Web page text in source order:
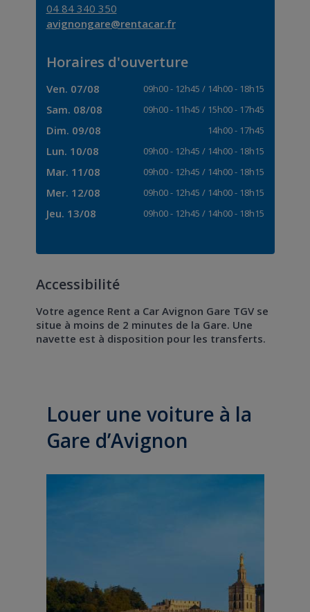
04 84 340 350
avignongare@rentacar.fr
Horaires d'ouverture
Ven. 07/08 09h00- 12h45 / 14h00- 18h15
Sam. 08/08 09h00- 11h45 / 15h00- 17h45
Dim. 09/08 14h00- 17h45
Lun. 10/08 09h00- 12h45 / 14h00- 18h15
Mar. 11/08 09h00- 12h45 / 14h00- 18h15
Mer. 12/08 09h00- 12h45 / 14h00- 18h15
Jeu. 13/08 09h00- 12h45 / 14h00- 18h15
Accessibilité
Votre agence Rent a Car Avignon Gare TGV se
situe à moins de 2 minutes de la Gare. Une
navette est à disposition pour les transferts.
Louer une voiture à la
Gare d’Avignon